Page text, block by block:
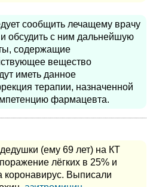
сообщить лечащему врачу
обсудить с ним дальнейшую
содержащие
вещество
иметь данное
терапии, назначенной
фармацевта.
(ему 69 лет) на КТ
лёгких в 25% и
коронавирус. Выписали